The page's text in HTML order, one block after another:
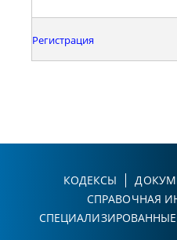
Регистрация
КОДЕКСЫ
СПРАВОЧНАЯ
СПЕЦИАЛИЗИРОВАННЫЕ